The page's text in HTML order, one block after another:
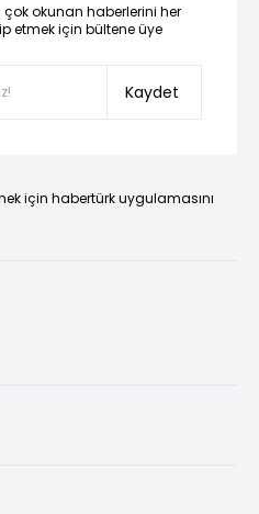
okunan haberlerini her
etmek için bültene üye
Kaydet
için habertürk uygulamasını